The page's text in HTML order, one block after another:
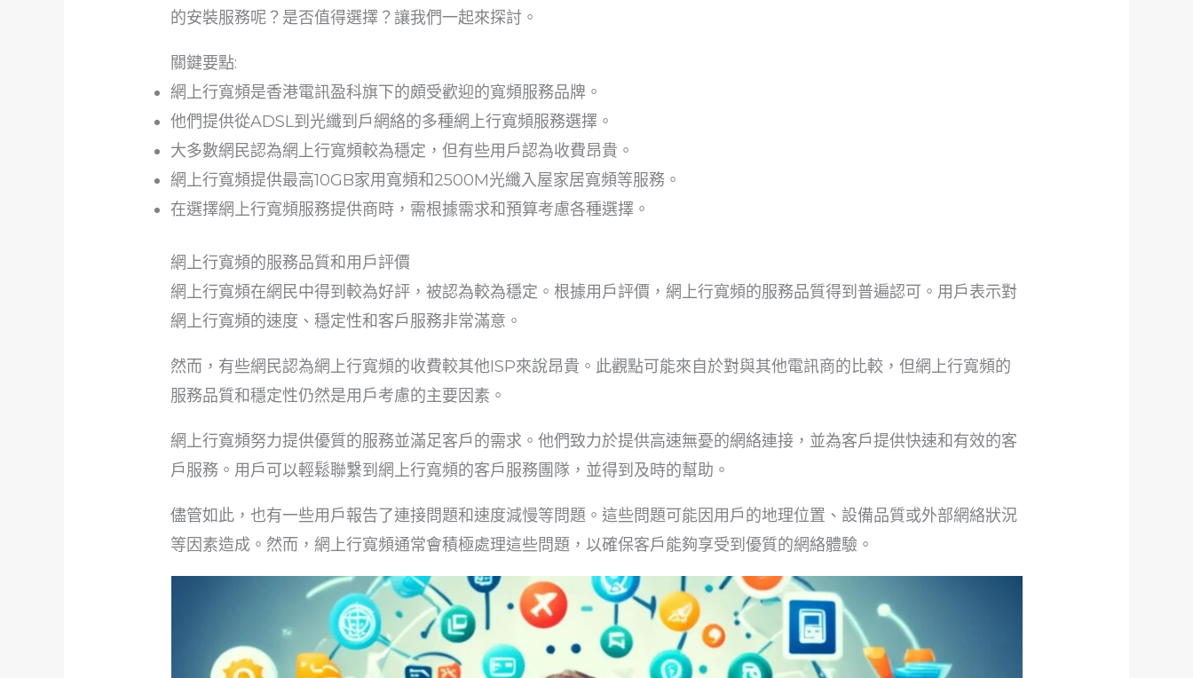
的安裝服務呢？是否值得選擇？讓我們一起來探討。
關鍵要點:
網上行寬頻是香港電訊盈科旗下的頗受歡迎的寬頻服務品牌。
他們提供從ADSL到光纖到戶網絡的多種網上行寬頻服務選擇。
大多數網民認為網上行寬頻較為穩定，但有些用戶認為收費昂貴。
網上行寬頻提供最高10GB家用寬頻和2500M光纖入屋家居寬頻等服務。
在選擇網上行寬頻服務提供商時，需根據需求和預算考慮各種選擇。
網上行寬頻的服務品質和用戶評價
網上行寬頻在網民中得到較為好評，被認為較為穩定。根據用戶評價，網上行寬頻的服務品質得到普遍認可。用戶表示對
網上行寬頻的速度、穩定性和客戶服務非常滿意。
然而，有些網民認為網上行寬頻的收費較其他ISP來說昂貴。此觀點可能來自於對與其他電訊商的比較，但網上行寬頻的
服務品質和穩定性仍然是用戶考慮的主要因素。
網上行寬頻努力提供優質的服務並滿足客戶的需求。他們致力於提供高速無憂的網絡連接，並為客戶提供快速和有效的客
戶服務。用戶可以輕鬆聯繫到網上行寬頻的客戶服務團隊，並得到及時的幫助。
儘管如此，也有一些用戶報告了連接問題和速度減慢等問題。這些問題可能因用戶的地理位置、設備品質或外部網絡狀況
等因素造成。然而，網上行寬頻通常會積極處理這些問題，以確保客戶能夠享受到優質的網絡體驗。